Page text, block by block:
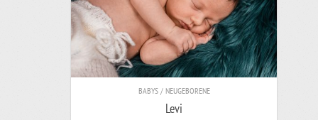
BABYS / NEUGEBORENE
Levi